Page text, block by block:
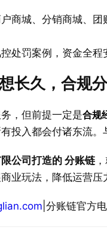
商城、分销商城、
处罚案例，资金全程
长久，合规
，但前提一定是合规
投入都会付诸东流。
公司打造的 分账链
业玩法，降低运营压
|分账链官方